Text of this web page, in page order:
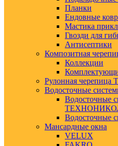
Планки
Ендовные
Мастика
Гвозди для
Антисептики
Композитная
Коллекции
Рулонная
Водосточные
Водосточные
Водосточные
Мансардные окна
VELUX